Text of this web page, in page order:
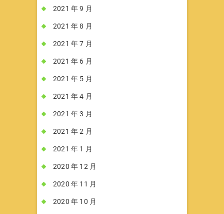
2021 年 9 月
2021 年 8 月
2021 年 7 月
2021 年 6 月
2021 年 5 月
2021 年 4 月
2021 年 3 月
2021 年 2 月
2021 年 1 月
2020 年 12 月
2020 年 11 月
2020 年 10 月